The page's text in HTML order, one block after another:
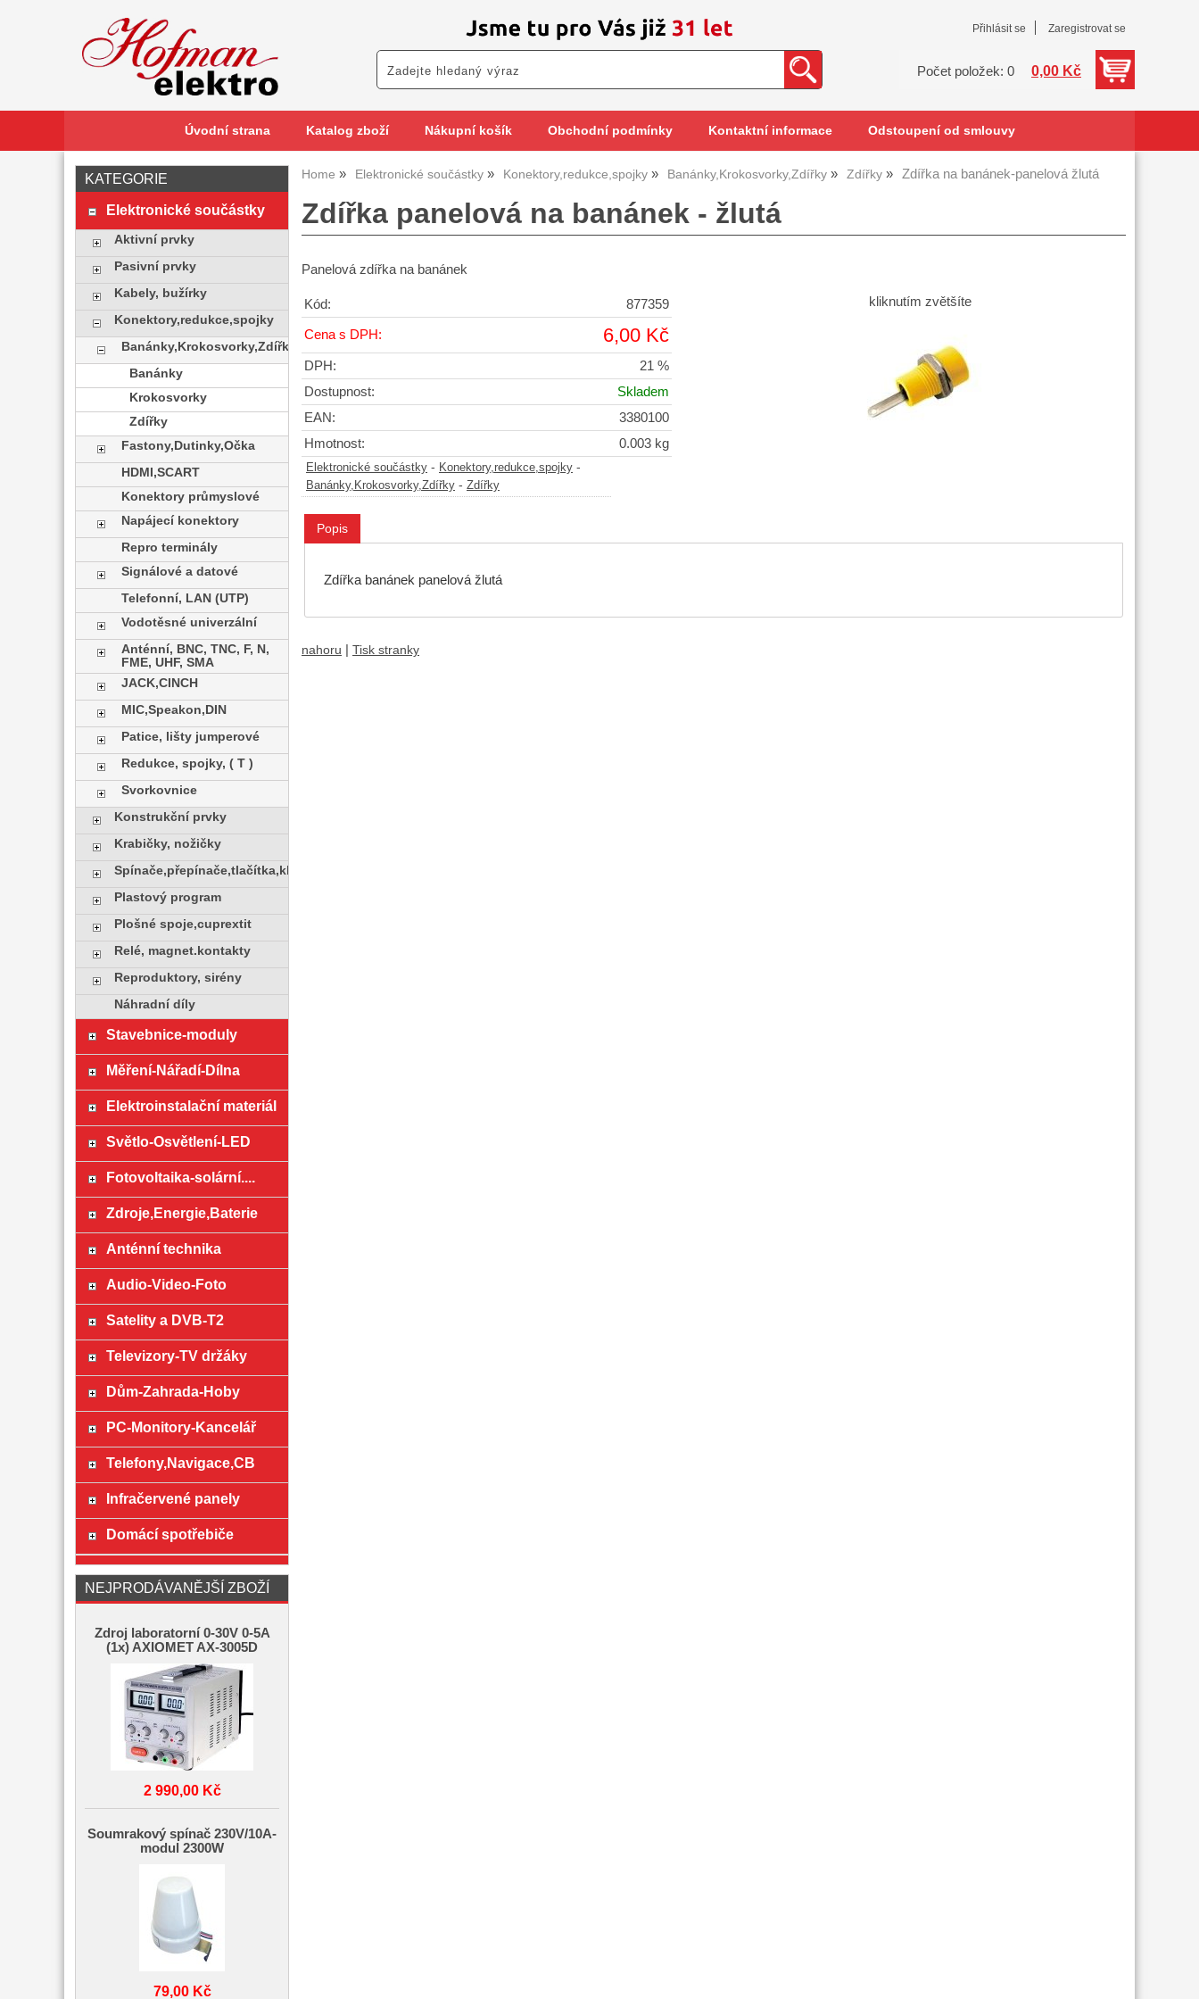
Přihlásit se Zaregistrovat se
Počet položek: 0 0,00 Kč
Úvodní strana Katalog zboží Nákupní košík Obchodní podmínky Kontaktní informace Odstoupení od smlouvy
Home Elektronické součástky Konektory,redukce,spojky Banánky,Krokosvorky,Zdířky Zdířky Zdířka na banánek-panelová žlutá
Zdířka panelová na banánek - žlutá
Panelová zdířka na banánek
kliknutím zvětšíte
Kód: 877359
Cena s DPH: 6,00 Kč
DPH:
21 %
Dostupnost:
Skladem
EAN:
3380100
Hmotnost:
0.003 kg
Elektronické součástky - Konektory,redukce,spojky -
Banánky,Krokosvorky,Zdířky - Zdířky
Popis
Zdířka banánek panelová žlutá
nahoru Tisk stranky
KATEGORIE
Elektronické součástky
Aktivní prvky
Pasivní prvky
Kabely, bužírky
Konektory,redukce,spojky
Banánky,Krokosvorky,Zdířky
Banánky
Krokosvorky
Zdířky
Fastony,Dutinky,Očka
HDMI,SCART
Konektory průmyslové
Napájecí konektory
Repro terminály
Signálové a datové
Telefonní, LAN (UTP)
Vodotěsné univerzální
Anténní, BNC, TNC, F, N,
FME, UHF, SMA
JACK,CINCH
MIC,Speakon,DIN
Patice, lišty jumperové
Redukce, spojky, ( T )
Svorkovnice
Konstrukční prvky
Krabičky, nožičky
Spínače,přepínače,tlačítka,klávesy
Plastový program
Plošné spoje,cuprextit
Relé, magnet.kontakty
Reproduktory, sirény
Náhradní díly
Stavebnice-moduly
Měření-Nářadí-Dílna
Elektroinstalační materiál
Světlo-Osvětlení-LED
Fotovoltaika-solární....
Zdroje,Energie,Baterie
Anténní technika
Audio-Video-Foto
Satelity a DVB-T2
Televizory-TV držáky
Dům-Zahrada-Hoby
PC-Monitory-Kancelář
Telefony,Navigace,CB
Infračervené panely
Domácí spotřebiče
NEJPRODÁVANĚJŠÍ ZBOŽÍ
Zdroj laboratorní 0-30V 0-5A
(1x) AXIOMET AX-3005D
2 990,00 Kč
Soumrakový spínač 230V/10A-
modul 2300W
79,00 Kč